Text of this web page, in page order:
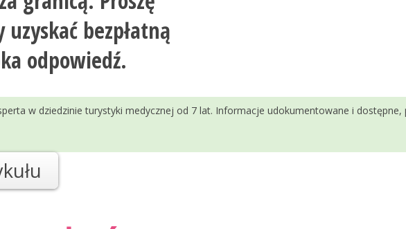
bezpłatną
odpowiedź.
w dziedzinie turystyki medycznej od 7 lat. Informacje udokumentowane i